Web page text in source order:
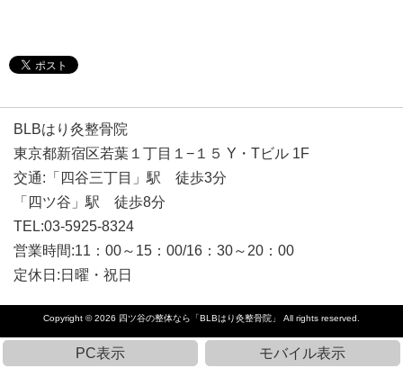
BLBはり灸整骨院
東京都新宿区若葉１丁目１−１５ Y・Tビル 1F
交通:「四谷三丁目」駅 徒歩3分
「四ツ谷」駅 徒歩8分
TEL:03-5925-8324
営業時間:11：00～15：00/16：30～20：00
定休日:日曜・祝日
Copyright © 2026 四ツ谷の整体なら「BLBはり灸整骨院」 All rights reserved.
PC表示 モバイル表示